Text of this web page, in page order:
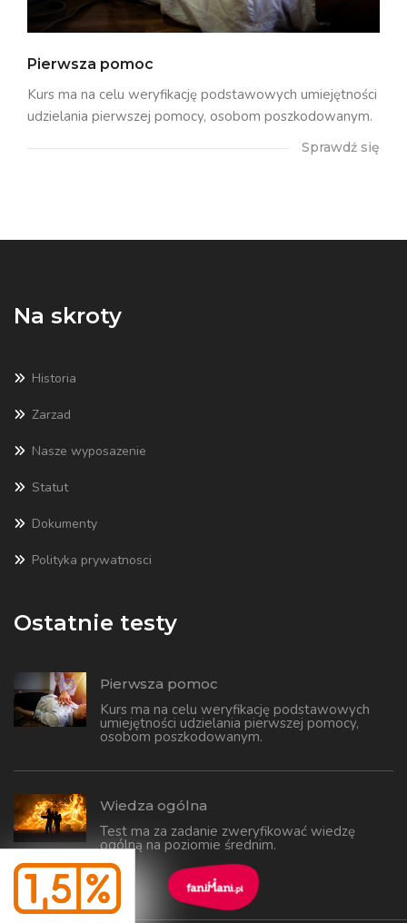
Pierwsza pomoc
Kurs ma na celu weryfikację podstawowych umiejętności
udzielania pierwszej pomocy, osobom poszkodowanym.
Sprawdź się
Na skroty
Historia
Zarzad
Nasze wyposazenie
Statut
Dokumenty
Polityka prywatnosci
Ostatnie testy
Pierwsza pomoc
Kurs ma na celu weryfikację podstawowych
umiejętności udzielania pierwszej pomocy,
osobom poszkodowanym.
Wiedza ogólna
Test ma za zadanie zweryfikować wiedzę
ogólną na poziomie średnim.